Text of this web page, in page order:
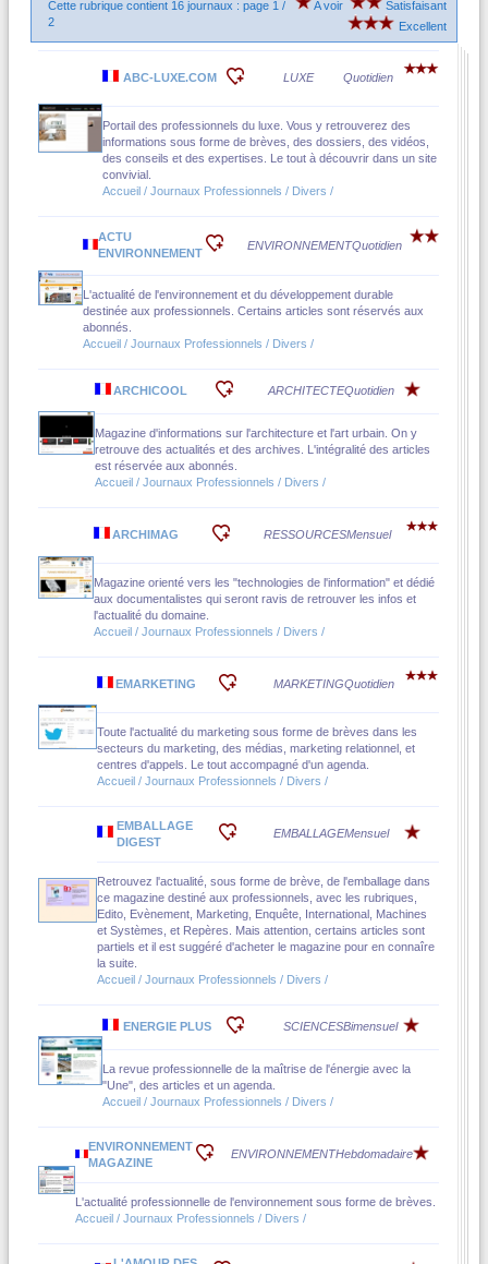
Cette rubrique contient 16 journaux : page 1 /
2
A voir
Satisfaisant
Excellent
ABC-LUXE.COM LUXE Quotidien
Portail des professionnels du luxe. Vous y retrouverez des
informations sous forme de brèves, des dossiers, des vidéos,
des conseils et des expertises. Le tout à découvrir dans un site
convivial.
Accueil / Journaux Professionnels / Divers /
ACTU
ENVIRONNEMENT
ENVIRONNEMENTQuotidien
L'actualité de l'environnement et du développement durable
destinée aux professionnels. Certains articles sont réservés aux
abonnés.
Accueil / Journaux Professionnels / Divers /
ARCHICOOL ARCHITECTEQuotidien
Magazine d'informations sur l'architecture et l'art urbain. On y
retrouve des actualités et des archives. L'intégralité des articles
est réservée aux abonnés.
Accueil / Journaux Professionnels / Divers /
ARCHIMAG RESSOURCESMensuel
Magazine orienté vers les "technologies de l'information" et dédié
aux documentalistes qui seront ravis de retrouver les infos et
l'actualité du domaine.
Accueil / Journaux Professionnels / Divers /
EMARKETING MARKETINGQuotidien
Toute l'actualité du marketing sous forme de brèves dans les
secteurs du marketing, des médias, marketing relationnel, et
centres d'appels. Le tout accompagné d'un agenda.
Accueil / Journaux Professionnels / Divers /
EMBALLAGE
DIGEST
EMBALLAGEMensuel
Retrouvez l'actualité, sous forme de brève, de l'emballage dans
ce magazine destiné aux professionnels, avec les rubriques,
Edito, Evènement, Marketing, Enquête, International, Machines
et Systèmes, et Repères. Mais attention, certains articles sont
partiels et il est suggéré d'acheter le magazine pour en connaîre
la suite.
Accueil / Journaux Professionnels / Divers /
ENERGIE PLUS SCIENCESBimensuel
La revue professionnelle de la maîtrise de l'énergie avec la
"Une", des articles et un agenda.
Accueil / Journaux Professionnels / Divers /
ENVIRONNEMENT
MAGAZINE
ENVIRONNEMENTHebdomadaire
L'actualité professionnelle de l'environnement sous forme de brèves.
Accueil / Journaux Professionnels / Divers /